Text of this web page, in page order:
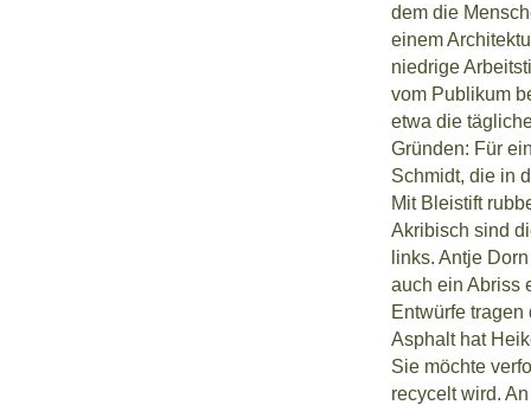
dem die
einem
niedrige
vom Publikum
etwa die
Gründen: Für
Schmidt, die in
Mit Bleistift
Akribisch sind
links. Antje
auch ein Abriss
Entwürfe
Asphalt hat
Sie möchte
recycelt wird.